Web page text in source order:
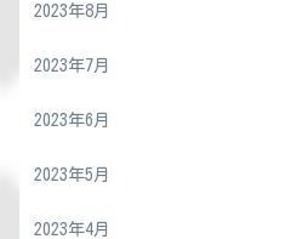
2023年8月
2023年7月
2023年6月
2023年5月
2023年4月